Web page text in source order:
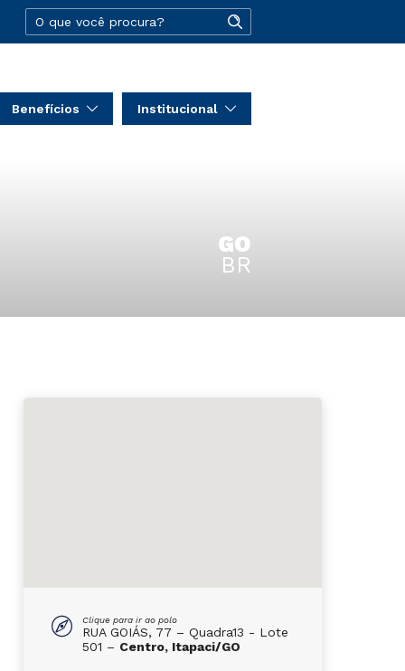
Benefícios Institucional
GO
BR
Clique para ir ao polo
RUA GOIÁS, 77 – Quadra13 - Lote
501 – Centro, Itapaci/GO